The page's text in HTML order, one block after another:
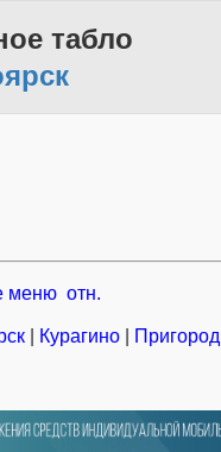
табло
меню отн.
Курагино